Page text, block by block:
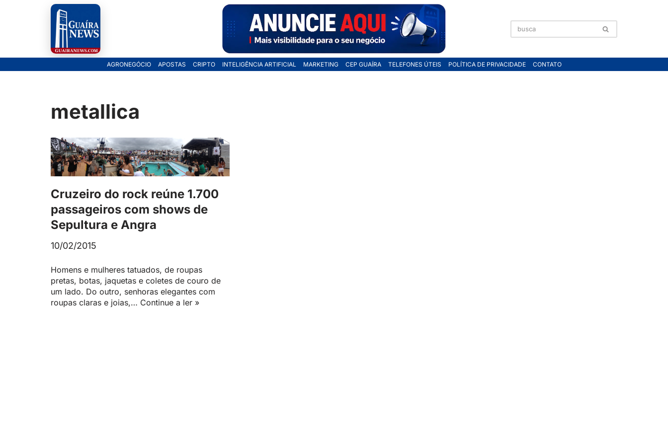
AGRONEGÓCIO APOSTAS CRIPTO INTELIGÊNCIA ARTIFICIAL MARKETING CEP GUAÍRA TELEFONES ÚTEIS POLÍTICA DE PRIVACIDADE CONTATO
metallica
Cruzeiro do rock reúne 1.700
passageiros com shows de
Sepultura e Angra
10/02/2015
Homens e mulheres tatuados, de roupas
pretas, botas, jaquetas e coletes de couro de
um lado. Do outro, senhoras elegantes com
roupas claras e joias,… Continue a ler »